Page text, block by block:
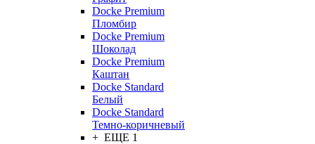
Docke Premium
Пломбир
Docke Premium
Шоколад
Docke Premium
Каштан
Docke Standard
Белый
Docke Standard
Темно-коричневый
+ ЕЩЕ 1